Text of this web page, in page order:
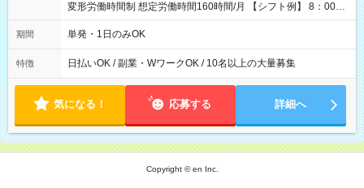
変形労働時間制 想定労働時間160時間/月 【シフト例】 8：00～
17：00 9：00～19：00 10：00～20：00 10：30～19：30
期間 単発・1日のみOK
特徴 日払いOK / 副業・WワークOK / 10名以上の大量募集
気になる！ 応募する 詳細へ
Copyright © en Inc.